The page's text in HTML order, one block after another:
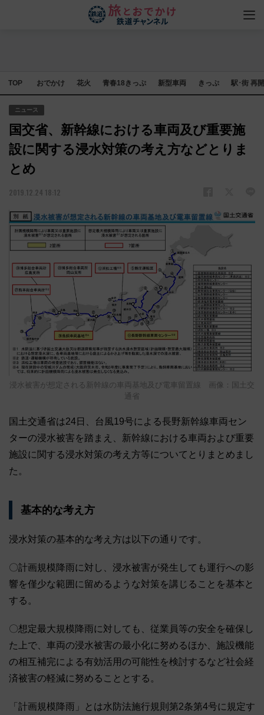
TOP おでかけ 花火 青春18きっぷ 新型車両 きっぷ 駅･街 再
ニュース
国交省、新幹線における車両及び重要施
設に関する浸水対策の考え方などとりま
とめ
2019.12.24 18:12
浸水被害が想定される新幹線の車両基地及び電車留置線 画像：国土交
通省
国土交通省は24日、台風19号による長野新幹線車両セン
ターの浸水被害を踏まえ、新幹線における車両および重要
施設に関する浸水対策の考え方等についてとりまとめまし
た。
基本的な考え方
浸水対策の基本的な考え方は以下の通りです。
〇計画規模降雨に対し、浸水被害が発生しても運行への影
響を僅少な範囲に留めるような対策を講じることを基本と
する。
〇想定最大規模降雨に対しても、従業員等の安全を確保し
た上で、車両の浸水被害の最小化に努めるほか、施設機能
の相互補完による有効活用の可能性を検討するなど社会経
済被害の軽減に努めることとする。
「計画規模降雨」とは水防法施行規則第2条第4号に規定す